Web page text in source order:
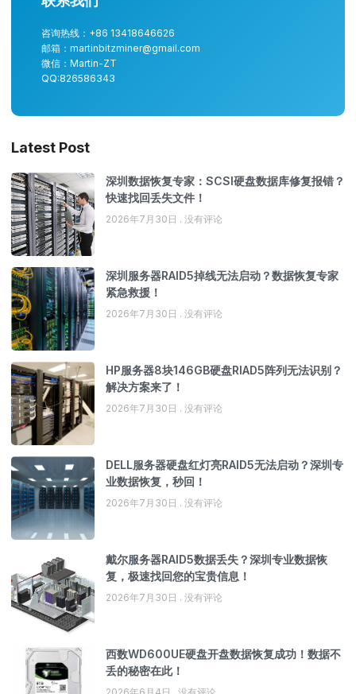
咨询热线：+86 13418646626
邮箱：martinbitzminer@gmail.com
微信：Martin-ZT
QQ:826586343
Latest Post
深圳数据恢复专家：SCSI硬盘数据库修复报错？
快速找回丢失文件！
2026年7月30日 没有评论
深圳服务器RAID5掉线无法启动？数据恢复专家
紧急救援！
2026年7月30日 没有评论
HP服务器8块146GB硬盘RIAD5阵列无法识别？
解决方案来了！
2026年7月30日 没有评论
DELL服务器硬盘红灯亮RAID5无法启动？深圳专
业数据恢复，秒回！
2026年7月30日 没有评论
戴尔服务器RAID5数据丢失？深圳专业数据恢
复，极速找回您的宝贵信息！
2026年7月30日 没有评论
西数WD600UE硬盘开盘数据恢复成功！数据不
丢的秘密在此！